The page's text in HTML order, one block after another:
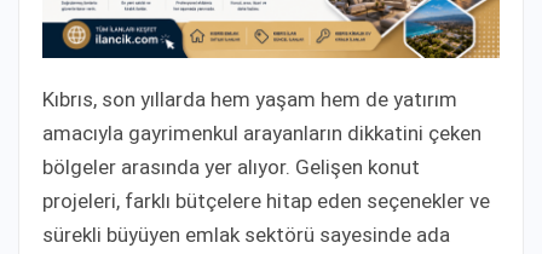
Kıbrıs, son yıllarda hem yaşam hem de yatırım
amacıyla gayrimenkul arayanların dikkatini çeken
bölgeler arasında yer alıyor. Gelişen konut
projeleri, farklı bütçelere hitap eden seçenekler ve
sürekli büyüyen emlak sektörü sayesinde ada